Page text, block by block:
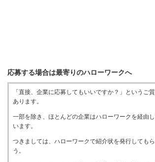
応募する場合は最寄りのハローワークへ
「直接、企業に応募してもいいですか？」というご
あります。
一部を除き、ほとんどの企業はハローワークを経由
います。
つきましては、ハローワークで紹介状を発行しても
う。